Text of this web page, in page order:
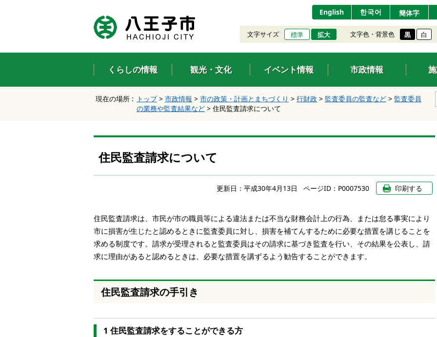
ン
タ
ー
キ
ナ
ビ
ョ
を
キ
て
本
文
へ
移
ま
English 한국어 簡体字
文字サイズ 標準 拡大 文字色・背景色 黒 白
くらしの情報 観光・文化 イベント情報 市政情報
現在の場所 : トップ> 市政情報 > 市の政策・計画とまちづくり > 行財政 > 監査委員の監査など > 監査委員
の業務や監査結果など > 住民監査請求について
住民監査請求について
更新日： 平成30年4月13日 ページID：P0007530 印刷する
住民監査請求は、市民が市の職員等による違法または不当な財務会計上の行為、または怠る事実により
市に損害が生じたと認めるときに監査委員に対し、損害を補てんするために必要な措置を講じることを
求める制度です。請求が受理されると監査委員はその請求に基づき監査を行い、その結果を公表し、請
求に理由があると認めるときは、必要な措置を講ずるよう勧告することができます。
住民監査請求の手引き
1 住民監査請求をすることができる方